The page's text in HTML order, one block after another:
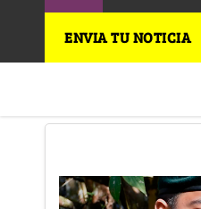
ENVIA TU NOTICIA